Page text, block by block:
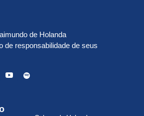
de Holanda
de responsabilidade de seus